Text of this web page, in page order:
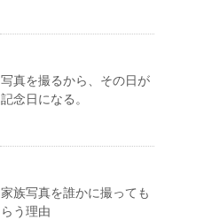
写真を撮るから、その日が
記念日になる。
家族写真を誰かに撮っても
らう理由